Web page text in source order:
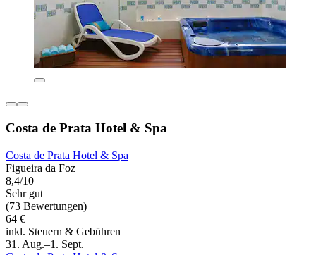
Costa de Prata Hotel & Spa
Costa de Prata Hotel & Spa
Figueira da Foz
8,4/10
Sehr gut
(73 Bewertungen)
64 €
inkl. Steuern & Gebühren
31. Aug.–1. Sept.